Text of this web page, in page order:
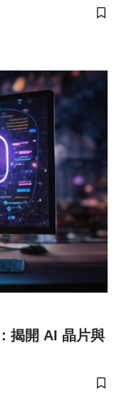
儲
揭開 AI 晶片與
儲